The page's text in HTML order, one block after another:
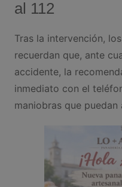
al 112
Tras la intervención,
recuerdan que, ante
accidente, la
inmediato con el
maniobras que